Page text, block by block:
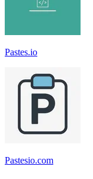
Pastes.io
Pastesio.com